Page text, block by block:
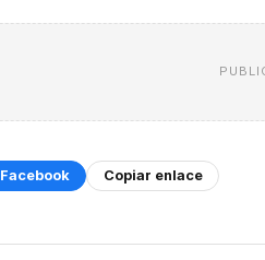
Facebook Copiar enlace